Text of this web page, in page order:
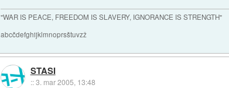
"WAR IS PEACE, FREEDOM IS SLAVERY, IGNORANCE IS STRENGTH"
abcčdefghijklmnoprsštuvzž
STASI
::3. mar 2005, 13:48